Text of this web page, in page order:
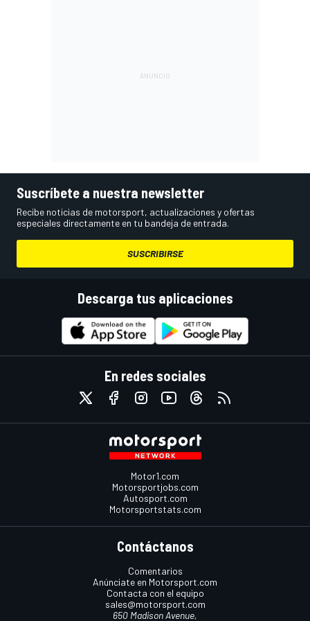
Suscríbete a nuestra newsletter
Recibe noticias de motorsport, actualizaciones y ofertas
especiales directamente en tu bandeja de entrada.
SUSCRIBIRSE
Descarga tus aplicaciones
En redes sociales
Motor1.com
Motorsportjobs.com
Autosport.com
Motorsportstats.com
Contáctanos
Comentarios
Anúnciate en Motorsport.com
Contacta con el equipo
sales@motorsport.com
650 Madison Avenue,